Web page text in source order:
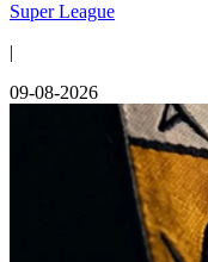
Super League
|
09-08-2026